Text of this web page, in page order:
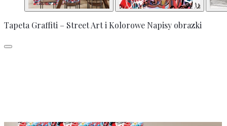
Tapeta Graffiti – Street Art i Kolorowe Napisy obrazki